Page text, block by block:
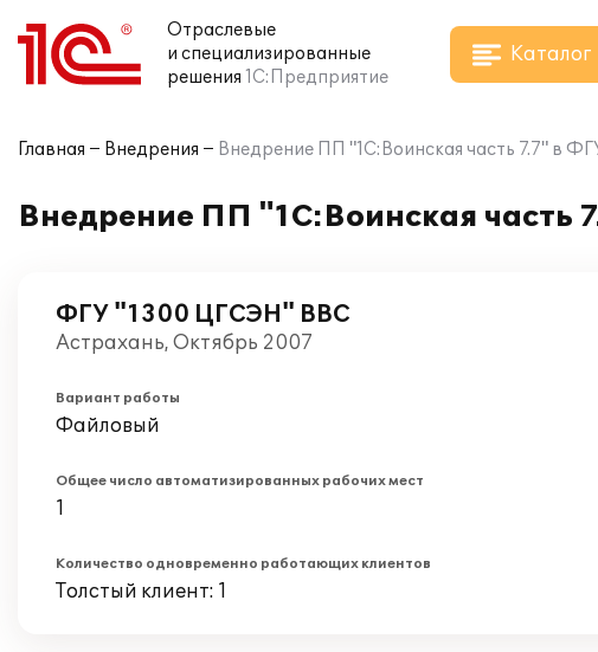
Отраслевые
и специализированные
решения 1С:Предприятие
Каталог
Главная Внедрения Внедрение ПП "1С:Воинская часть 7.7" в
Внедрение ПП "1С:Воинская
ФГУ "1300 ЦГСЭН" ВВС
Астрахань, Октябрь 2007
Вариант работы
Файловый
Общее число автоматизированных рабочих мест
1
Количество одновременно работающих клиентов
Толстый клиент: 1